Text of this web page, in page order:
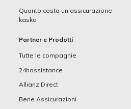
Quanto costa un’assicurazione
kasko
Partner e Prodotti
Tutte le compagnie
24hassistance
Allianz Direct
Bene Assicurazioni